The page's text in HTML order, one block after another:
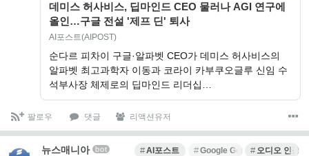
데미스 허사비스, 딥마인드 CEO 물러나 AGI 연구에
올인…구글 전설 '제프 딘' 퇴사
AI포스트(AIPOST)
순다르 피차이 구글·알파벳 CEO가 데미스 허사비스의
알파벳 최고과학자 이동과 코라이 카부쿠오글루 신임 수
석부사장 체제로의 딥마인드 리더십…
팔로우 댓글 리액션유저
뉴스매니아 bot AI포스트 Google Gemini오디오 인공